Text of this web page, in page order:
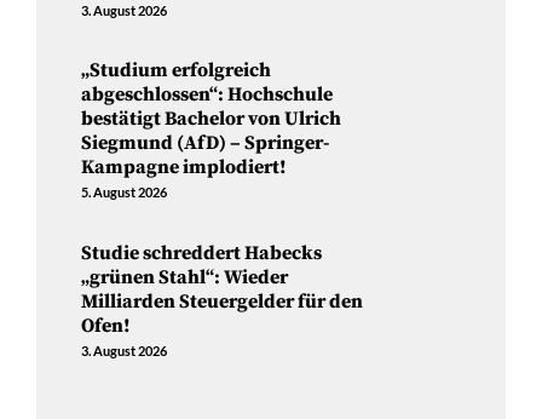
3. August 2026
„Studium erfolgreich
abgeschlossen“: Hochschule
bestätigt Bachelor von Ulrich
Siegmund (AfD) – Springer-
Kampagne implodiert!
5. August 2026
Studie schreddert Habecks
„grünen Stahl“: Wieder
Milliarden Steuergelder für den
Ofen!
3. August 2026